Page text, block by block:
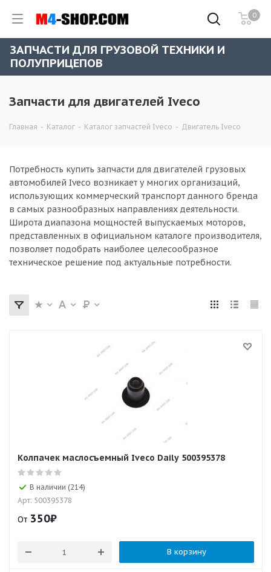
0
ЗАПЧАСТИ ДЛЯ ГРУЗОВОЙ ТЕХНИКИ И
ПОЛУПРИЦЕПОВ
Запчасти для двигателей Iveco
Главная - Каталог - Каталог запчастей Iveco - Двигатель Iveco
Потребность купить запчасти для двигателей грузовых
автомобилей Iveco возникает у многих организаций,
использующих коммерческий транспорт данного бренда
в самых разнообразных направлениях деятельности.
Широта диапазона мощностей выпускаемых моторов,
представленных в официальном каталоге производителя,
позволяет подобрать наиболее целесообразное
техническое решение под актуальные потребности.
Колпачек маслосъемный Iveco Daily 500395378
В наличии (214)
Арт: 500395378
От 350₽
В корзину